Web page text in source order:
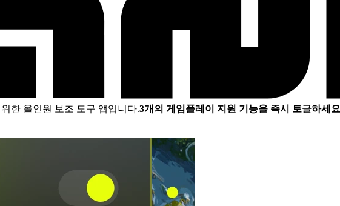
위한 올인원 보조 도구 앱입니다.3개의 게임플레이 지원 기능을 즉시 토글하세요